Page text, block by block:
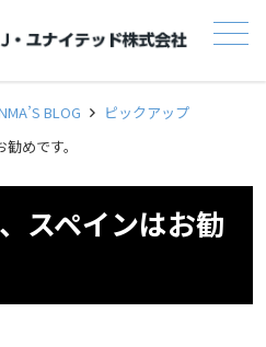
メニュー
BLOG
ピックアップ
めです。
スペインはお勧